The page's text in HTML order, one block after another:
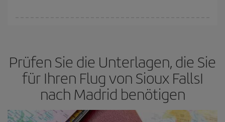
früherSie Ihre Flüge buchen. Wenn Sie außerdem bei der Suche
nach Flügen die Reisedaten und -zeiten ein wenig offen lassen,
können Sie unterden günstigsten Preisen wählen.
Prüfen Sie die Unterlagen, die Sie
für Ihren Flug von Sioux FallsI
nach Madrid benötigen